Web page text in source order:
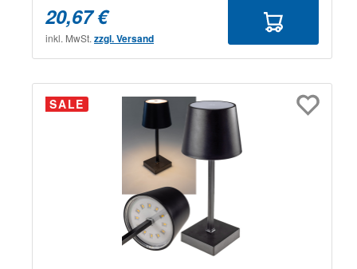
20,67 €
inkl. MwSt. zzgl. Versand
SALE